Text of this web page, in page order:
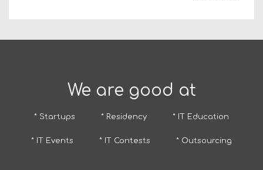
We are good at
* Startups * Residency * IT Education
* IT Events * IT Contests * Outsourcing